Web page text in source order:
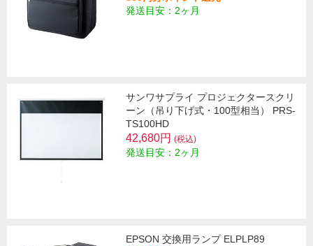
発送目安：2ヶ月
サンワサプライ プロジェクタースクリ
ーン（吊り下げ式・100型相当） PRS-
TS100HD
42,680円 (税込)
発送目安：2ヶ月
EPSON 交換用ランプ ELPLP89